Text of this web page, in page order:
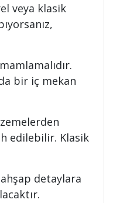
veya klasik
bir iç mekan
edilebilir. Klasik
detaylara